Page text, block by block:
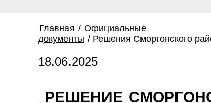
Главная / Официальные
документы / Решения Сморгонского
18.06.2025
РЕШЕНИЕ